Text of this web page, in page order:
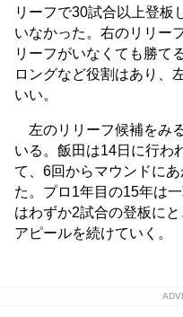
リーフで30試合以上登板
いなかった。右のリリー
リーフがいなくても勝て
ロングなど役割はあり、
いい。
左のリリーフ候補をみ
いる。飯田は14日に行わ
て、6回からマウンドに
た。プロ1年目の15年は
はわずか2試合の登板に
アピールを続けていく。